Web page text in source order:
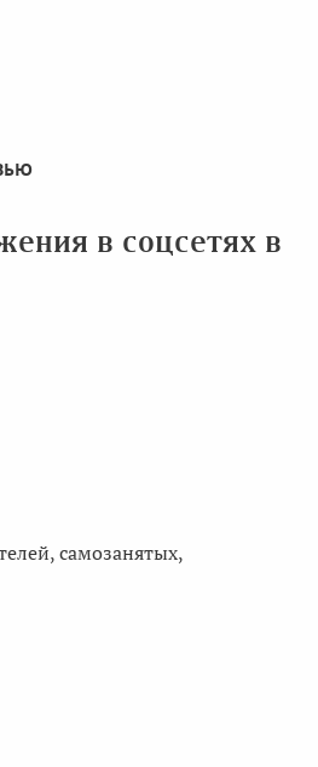
в соцсетях в
самозанятых,